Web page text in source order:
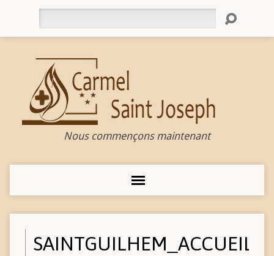
Nous commençons maintenant
SAINTGUILHEM_ACCUEIL